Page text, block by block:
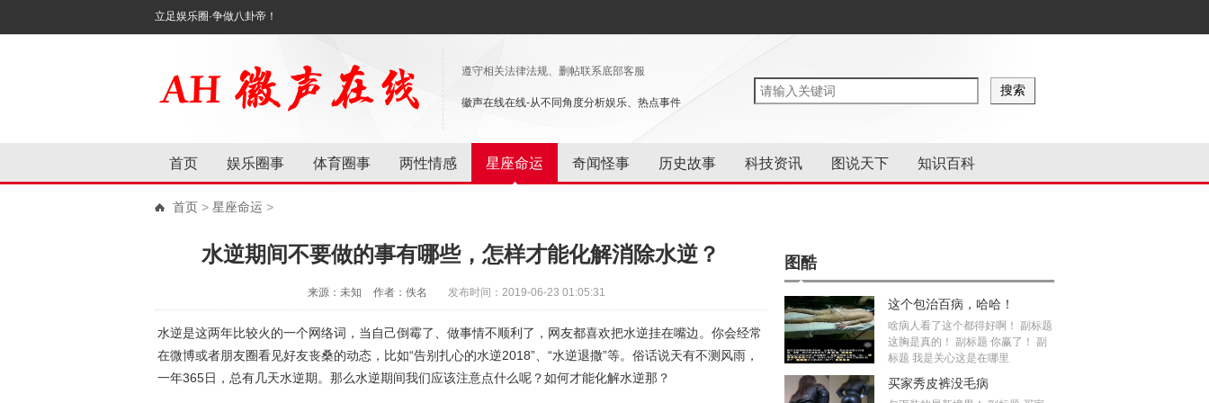
立足娱乐圈·争做八卦帝！
遵守相关法律法规、删帖联系底部客服
徽声在线在线-从不同角度分析娱乐、热点事件
首页 娱乐圈事 体育圈事 两性情感 星座命运 奇闻怪事 历史故事 科技资讯 图说天下 知识百科
首页 > 星座命运 >
水逆期间不要做的事有哪些，怎样才能化解消除水逆？
来源：未知 作者：佚名 发布时间：2019-06-23 01:05:31
水逆是这两年比较火的一个网络词，当自己倒霉了、做事情不顺利了，网友都喜欢把水逆挂在嘴边。你会经常
在微博或者朋友圈看见好友丧桑的动态，比如“告别扎心的水逆2018”、“水逆退撒”等。俗话说天有不测风雨，
一年365日，总有几天水逆期。那么水逆期间我们应该注意点什么呢？如何才能化解水逆那？
图酷
这个包治百病，哈哈！
啥病人看了这个都得好啊！ 副标题
这胸是真的！ 副标题 你赢了！ 副
标题 我是关心这是在哪里
买家秀皮裤没毛病